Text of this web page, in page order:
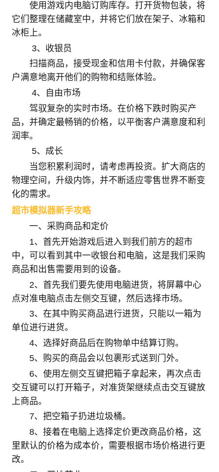
使用游戏内电脑订购库存。打开货物包装，将
它们整理在储藏室中，并将它们放在架子、冰箱和
冰柜上。
3、收银员
扫描商品，接受现金和信用卡付款，并确保客
户满意地离开他们的购物和结账体验。
4、自由市场
驾驭复杂的实时市场。在价格下跌时购买产
品，并确定最畅销的价格，以平衡客户满意度和利
润率。
5、成长
当您积累利润时，请考虑再投资。扩大商店的
物理空间，升级内饰，并不断适应零售世界不断变
化的需求。
超市模拟器新手攻略
一、采购商品和定价
1、首先开始游戏后进入到我们前方的超市
中，可以看到其中一收银台和电脑，这是我们采购
商品和出售需要用到的设备。
2、首先我们要先使用电脑进货，将屏幕中心
点对准电脑点击左侧交互键，然后选择市场。
3、在其中购买商品进行进货，只能以一箱为
单位进行进货。
4、选择好商品后在购物单中结算订购。
5、购买的商品会以包裹形式送到门外。
6、使用左侧交互键把箱子拿起来，再次点击
交互键可以打开箱子，对准货架继续点击交互键放
上商品。
7、把空箱子扔进垃圾桶。
8、接着在电脑上选择定价更改商品价格，这
里默认的价格为成本价，需要根据市场价格进行更
改。